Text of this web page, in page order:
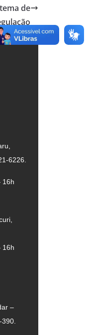
de
6226.
16h
16h
–